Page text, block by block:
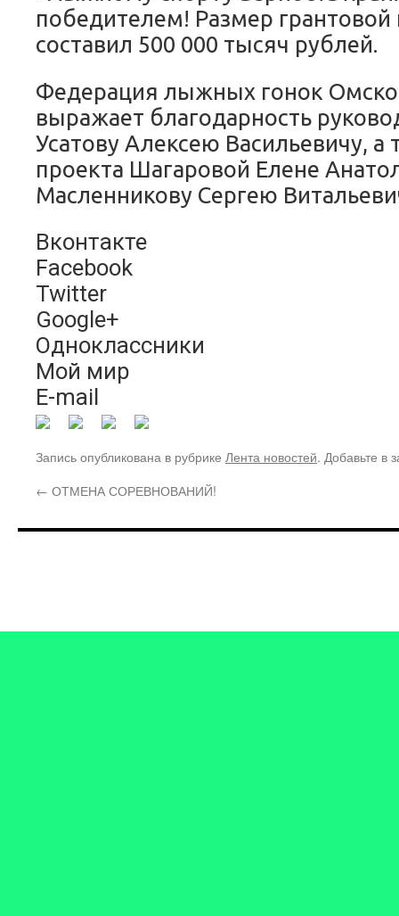
победителем! Размер
составил 500 000 тысяч рублей.
Федерация лыжных гонок
выражает благодарность
Усатову Алексею Васильевичу, а
проекта Шагаровой Елене
Масленникову Сергею
Вконтакте
Facebook
Twitter
Google+
Одноклассники
Мой мир
E-mail
Запись опубликована в рубрике Лента новостей. Добавьте в
← ОТМЕНА СОРЕВНОВАНИЙ!